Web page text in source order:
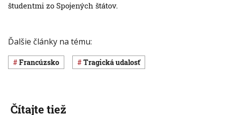
študentmi zo Spojených štátov.
Ďalšie články na tému:
Francúzsko Tragická udalosť
Čítajte tiež